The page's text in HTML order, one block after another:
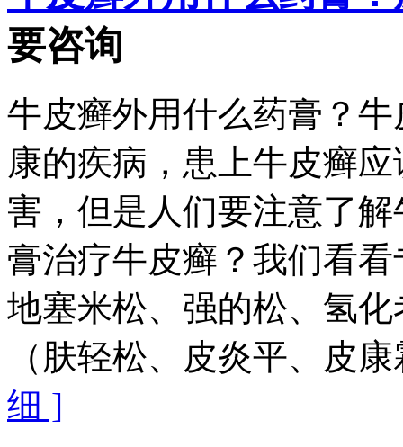
要咨询
牛皮癣外用什么药膏？
康的疾病，患上牛皮癣
害，但是人们要注意了
膏治疗牛皮癣？我们看
地塞米松、强的松、氢
（肤轻松、皮炎平、皮
细 ]